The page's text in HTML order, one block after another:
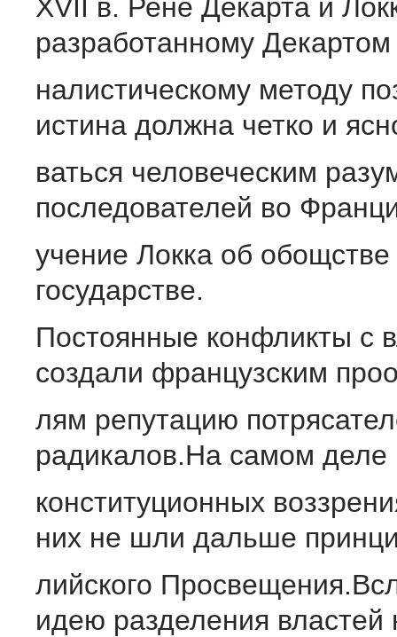
XVII в. Рене Декарта и
разработанному
налистическому методу
истина должна четко и
ваться человеческим
последователей во
учение Локка об обощстве
государстве.
Постоянные конфликты с
создали французским
лям репутацию
радикалов.На самом деле
конституционных
них не шли дальше
лийского
идею разделения властей